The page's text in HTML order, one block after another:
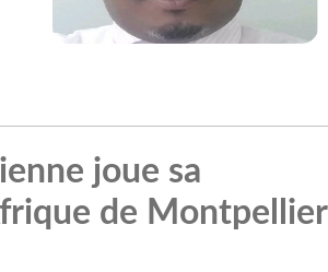
joue sa
de Montpellier